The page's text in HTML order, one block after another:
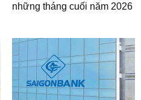
những tháng cuối năm 2026